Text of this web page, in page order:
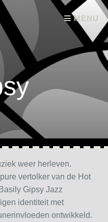
MENU
weer herleven.
vertolker van de Hot
Gipsy Jazz
identiteit met
ontwikkeld.